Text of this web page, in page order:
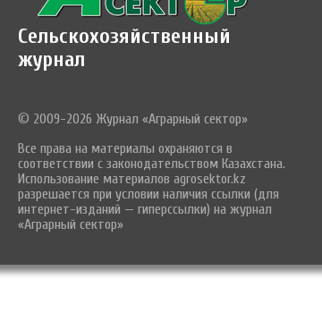
Сельскохозяйственный
журнал
© 2009-2026 Журнал «Аграрный сектор»
Все права на материалы охраняются в
соответствии с законодательством Казахстана.
Использование материалов agrosektor.kz
разрешается при условии наличия ссылки (для
интернет-изданий — гиперссылки) на журнал
«Аграрный сектор»